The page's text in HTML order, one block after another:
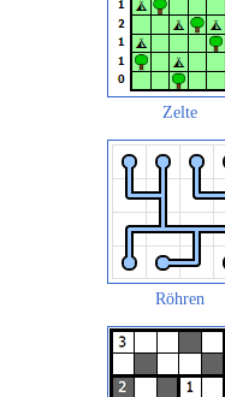
Zelte
Röhren